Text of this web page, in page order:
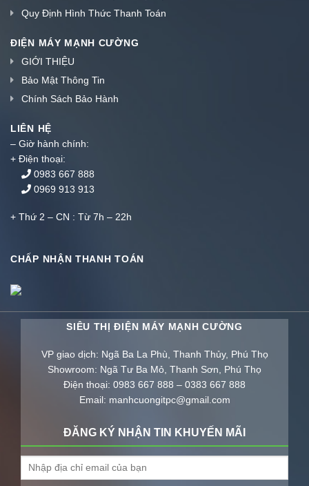
Quy Định Hình Thức Thanh Toán
ĐIỆN MÁY MẠNH CƯỜNG
GIỚI THIỆU
Bảo Mật Thông Tin
Chính Sách Bảo Hành
LIÊN HỆ
– Giờ hành chính:
+ Điện thoại:
0983 667 888
0969 913 913
+ Thứ 2 – CN : Từ 7h – 22h
CHẤP NHẬN THANH TOÁN
SIÊU THỊ ĐIỆN MÁY MẠNH CƯỜNG
VP giao dịch: Ngã Ba La Phù, Thanh Thủy, Phú Thọ
Showroom: Ngã Tư Ba Mỏ, Thanh Sơn, Phú Thọ
Điện thoại: 0983 667 888 – 0383 667 888
Email: manhcuongitpc@gmail.com
ĐĂNG KÝ NHẬN TIN KHUYẾN MÃI